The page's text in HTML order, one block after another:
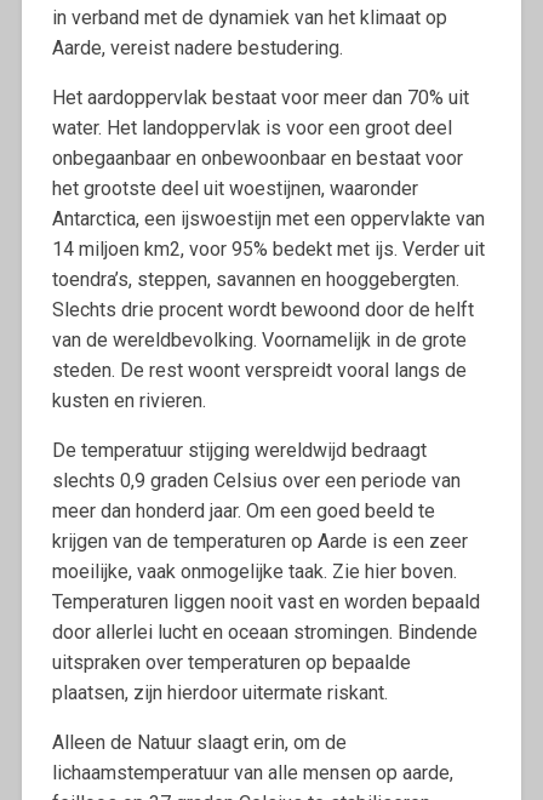
in verband met de dynamiek van het klimaat op
Aarde, vereist nadere bestudering.
Het aardoppervlak bestaat voor meer dan 70% uit
water. Het landoppervlak is voor een groot deel
onbegaanbaar en onbewoonbaar en bestaat voor
het grootste deel uit woestijnen, waaronder
Antarctica, een ijswoestijn met een oppervlakte van
14 miljoen km2, voor 95% bedekt met ijs. Verder uit
toendra’s, steppen, savannen en hooggebergten.
Slechts drie procent wordt bewoond door de helft
van de wereldbevolking. Voornamelijk in de grote
steden. De rest woont verspreidt vooral langs de
kusten en rivieren.
De temperatuur stijging wereldwijd bedraagt
slechts 0,9 graden Celsius over een periode van
meer dan honderd jaar. Om een goed beeld te
krijgen van de temperaturen op Aarde is een zeer
moeilijke, vaak onmogelijke taak. Zie hier boven.
Temperaturen liggen nooit vast en worden bepaald
door allerlei lucht en oceaan stromingen. Bindende
uitspraken over temperaturen op bepaalde
plaatsen, zijn hierdoor uitermate riskant.
Alleen de Natuur slaagt erin, om de
lichaamstemperatuur van alle mensen op aarde,